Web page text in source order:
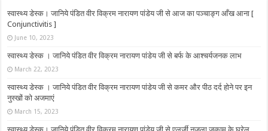
स्वास्थ्य डेस्क। जानिये पंडित वीर विक्रम नारायण पांडेय जी से आज का पञ्चाङ्ग आँख आना [
Conjunctivitis ]
June 10, 2023
स्वास्थ्य डेस्क । जानिये पंडित वीर विक्रम नारायण पांडेय जी से बर्फ के आश्चर्यजनक लाभ
March 22, 2023
स्वास्थ्य डेस्क । जानिये पंडित वीर विक्रम नारायण पांडेय जी से कमर और पीठ दर्द होने पर इन
नुस्‍खों को अजमाएं
March 15, 2023